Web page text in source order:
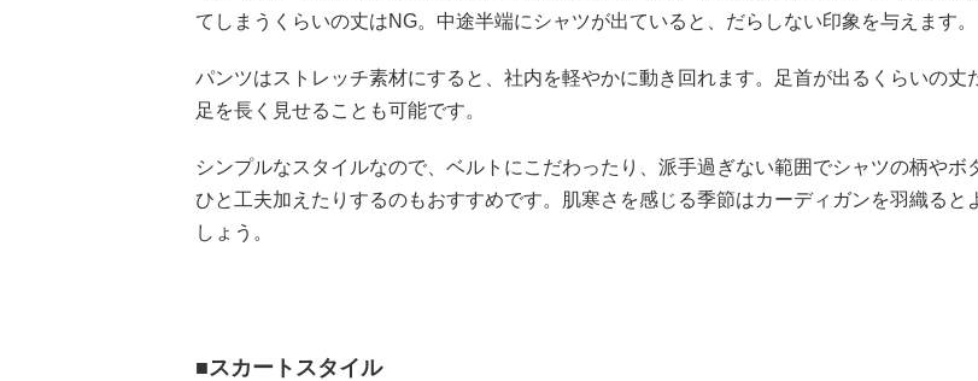
てしまうくらいの丈はNG。中途半端にシャツが出ていると、だらしない印象を与えます。
パンツはストレッチ素材にすると、社内を軽やかに動き回れます。足首が出るくらいの丈
足を長く見せることも可能です。
シンプルなスタイルなので、ベルトにこだわったり、派手過ぎない範囲でシャツの柄やボ
ひと工夫加えたりするのもおすすめです。肌寒さを感じる季節はカーディガンを羽織ると
しょう。
■スカートスタイル